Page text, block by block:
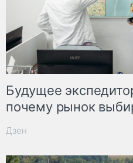
Будущее
почему рынок
Дзен